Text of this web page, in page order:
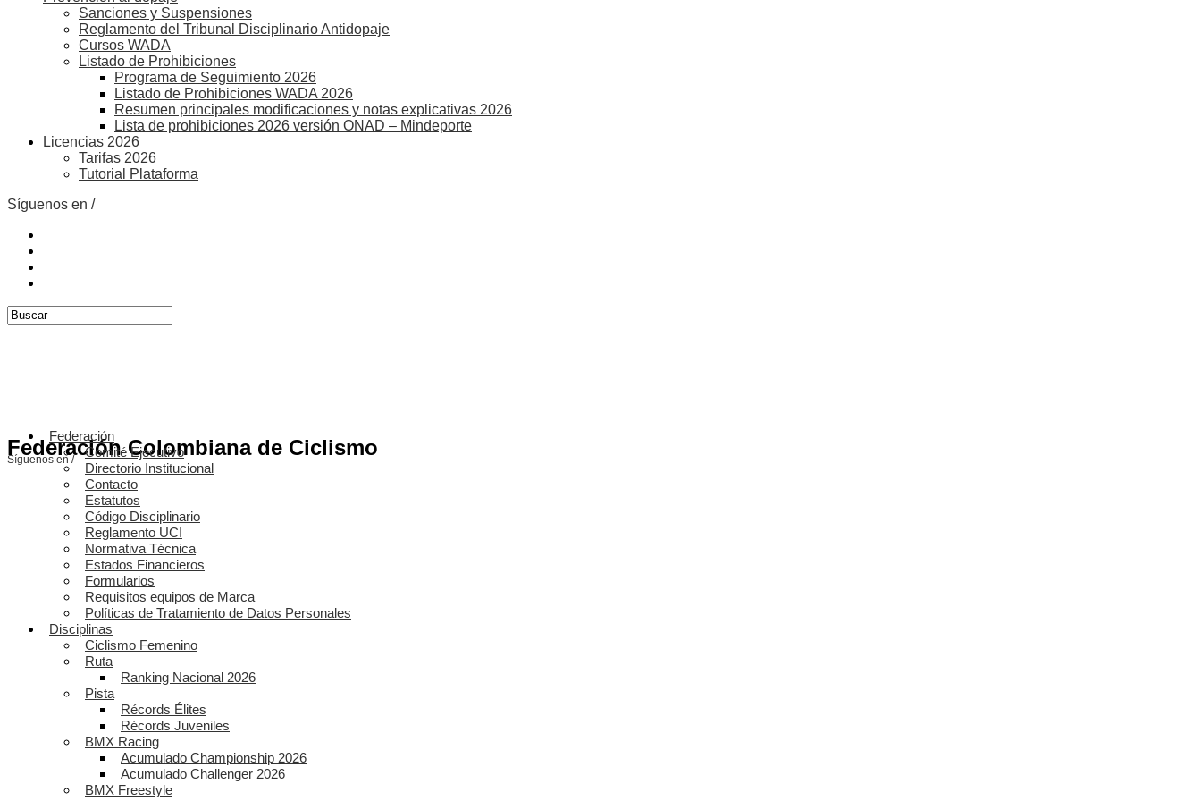
Sanciones y Suspensiones
Reglamento del Tribunal Disciplinario Antidopaje
Cursos WADA
Listado de Prohibiciones
Programa de Seguimiento 2026
Listado de Prohibiciones WADA 2026
Resumen principales modificaciones y notas explicativas 2026
Lista de prohibiciones 2026 versión ONAD – Mindeporte
Licencias 2026
Tarifas 2026
Tutorial Plataforma
Síguenos en /
Federación Colombiana de Ciclismo
Síguenos en /
Federación
Comité Ejecutivo
Directorio Institucional
Contacto
Estatutos
Código Disciplinario
Reglamento UCI
Normativa Técnica
Estados Financieros
Formularios
Requisitos equipos de Marca
Políticas de Tratamiento de Datos Personales
Disciplinas
Ciclismo Femenino
Ruta
Ranking Nacional 2026
Pista
Récords Élites
Récords Juveniles
BMX Racing
Acumulado Championship 2026
Acumulado Challenger 2026
BMX Freestyle